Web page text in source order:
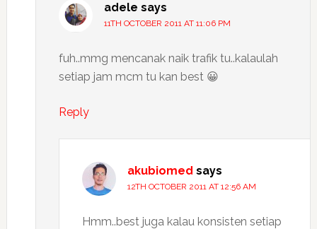
adele says
11TH OCTOBER 2011 AT 11:06 PM
fuh..mmg mencanak naik trafik tu..kalaulah
setiap jam mcm tu kan best 😀
Reply
akubiomed says
12TH OCTOBER 2011 AT 12:56 AM
Hmm..best juga kalau konsisten setiap